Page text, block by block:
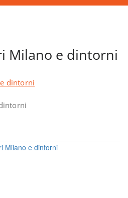
Milano e dintorni
Milano e dintorni